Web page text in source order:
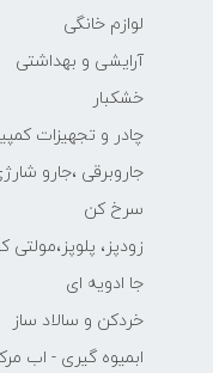
لوازم خانگی
آرایشی و بهداشتی
خشکبار
چادر و تجهیزات
جاروبرقی ،جارو
سرخ کن
زودپز، پلوپز،مولتی
جا ادویه ای
خردکن و سالاد ساز
ابمیوه گیری - اب